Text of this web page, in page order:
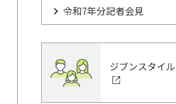
令和7年分記者会見
ジブンスタイ